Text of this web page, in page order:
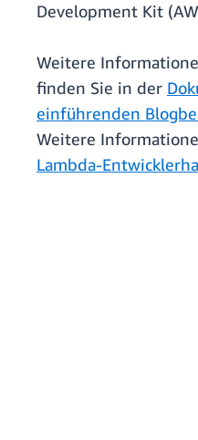
Development Kit
Weitere
finden Sie in der
einführenden
Weitere
Lambda-